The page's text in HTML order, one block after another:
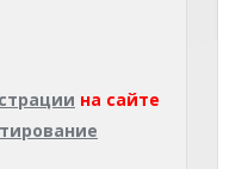
на сайте